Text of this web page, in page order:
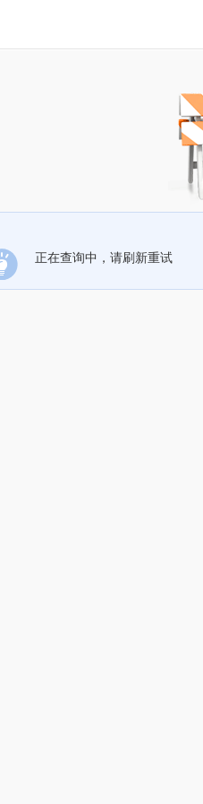
正在查询中，请刷新重试